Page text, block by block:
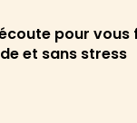
pour vous
et sans stress